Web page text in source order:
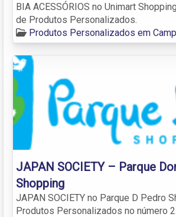
BIA ACESSÓRIOS no Unimart
de Produtos Personalizados.
Produtos Personalizados em
JAPAN SOCIETY – Parque
Shopping
JAPAN SOCIETY no Parque D Pedro
Produtos Personalizados no número